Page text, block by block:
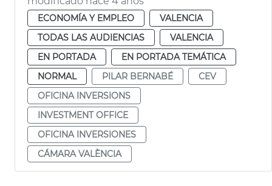
ECONOMÍA Y EMPLEO
VALENCIA
TODAS LAS AUDIENCIAS
VALENCIA
EN PORTADA
EN PORTADA TEMÁTICA
NORMAL
PILAR BERNABÉ
CEV
OFICINA INVERSIONS
INVESTMENT OFFICE
OFICINA INVERSIONES
CÁMARA VALÈNCIA